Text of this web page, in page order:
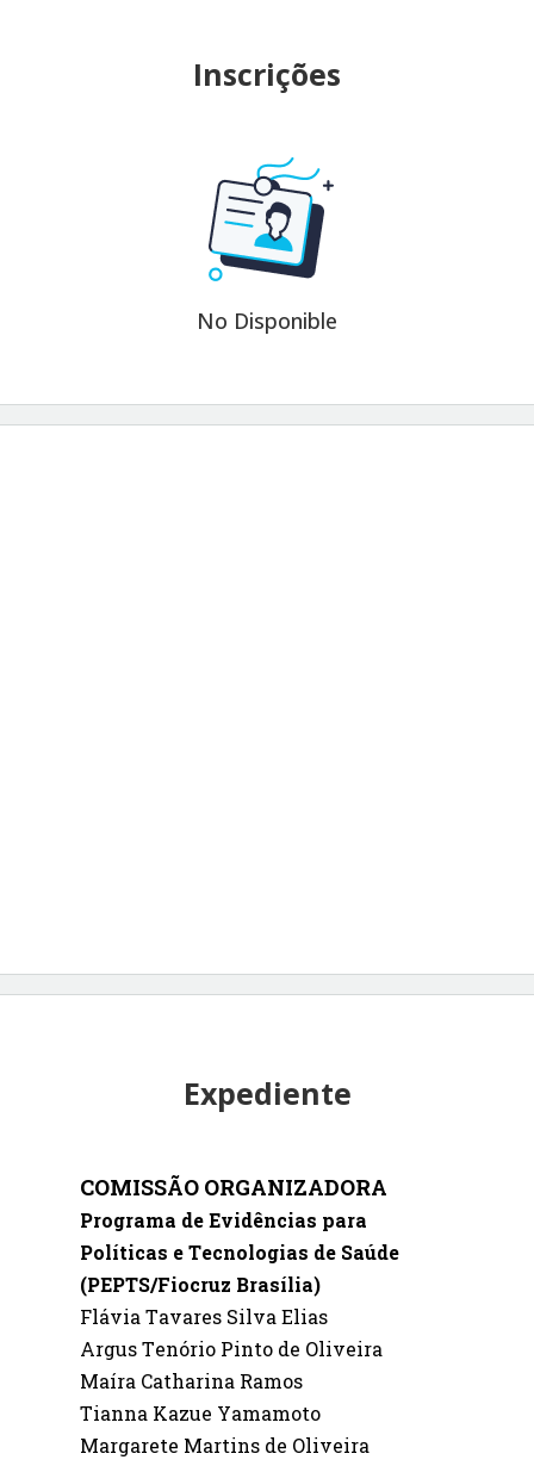
Inscrições
No Disponible
Expediente
COMISSÃO ORGANIZADORA
Programa de Evidências para
Políticas e Tecnologias de Saúde
(PEPTS/Fiocruz Brasília)
Flávia Tavares Silva Elias
Argus Tenório Pinto de Oliveira
Maíra Catharina Ramos
Tianna Kazue Yamamoto
Margarete Martins de Oliveira